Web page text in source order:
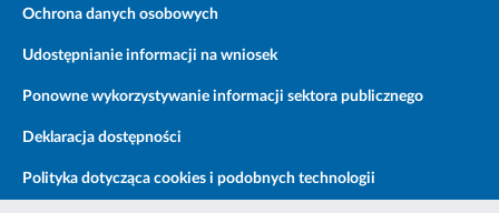
Ochrona danych osobowych
Udostępnianie informacji na wniosek
Ponowne wykorzystywanie informacji sektora publicznego
Deklaracja dostępności
Polityka dotycząca cookies i podobnych technologii